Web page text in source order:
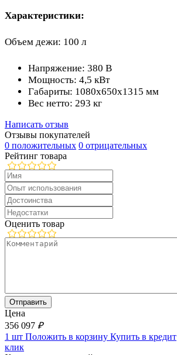
Характеристики:
Объем дежи: 100 л
Напряжение: 380 В
Мощность: 4,5 кВт
Габариты: 1080x650x1315 мм
Вес нетто: 293 кг
Написать отзыв
Отзывы покупателей
0 положительных 0 отрицательных
Рейтинг товара
Оценить товар
Цена
356 097 ₽
1 шт Положить в корзину Купить в кредит
клик